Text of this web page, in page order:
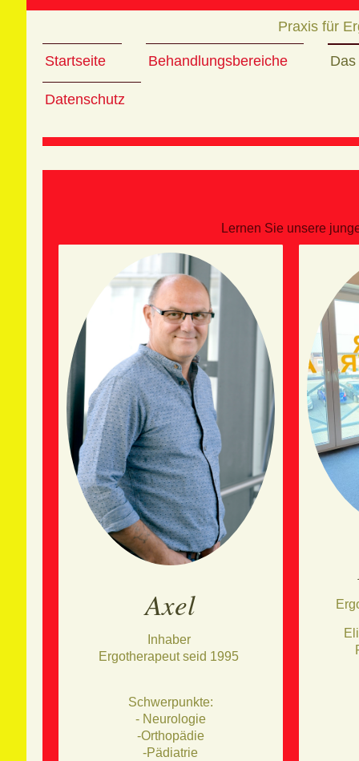
Praxis für
Startseite Behandlungsbereiche Das
Datenschutz
Lernen Sie unsere
Axel
Inhaber
Ergotherapeut seid 1995
Schwerpunkte:
- Neurologie
-Orthopädie
-Pädiatrie